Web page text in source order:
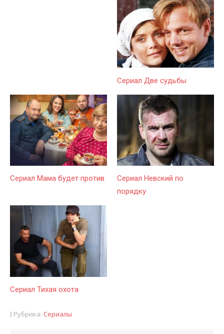
Сериал Две судьбы
Сериал Мама будет против
Сериал Невский по
порядку
Сериал Тихая охота
Рубрика: Сериалы